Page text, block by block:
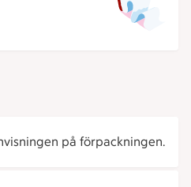
på förpackningen.